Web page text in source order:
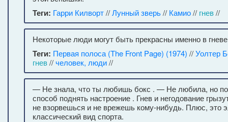
Теги: Гарри Килворт//Лунный зверь// Камио// гнев//
Некоторые люди могут быть прекрасны именно в
Теги: Первая полоса (The Front Page) (1974) //Уолтер
гнев//человек, люди//
— Не знала, что ты любишь бокс . — Не любила, но
способ поднять настроение . Гнев и негодование
не взорвешься и не врежешь кому-нибудь. Плюс, это
классический вид спорта.